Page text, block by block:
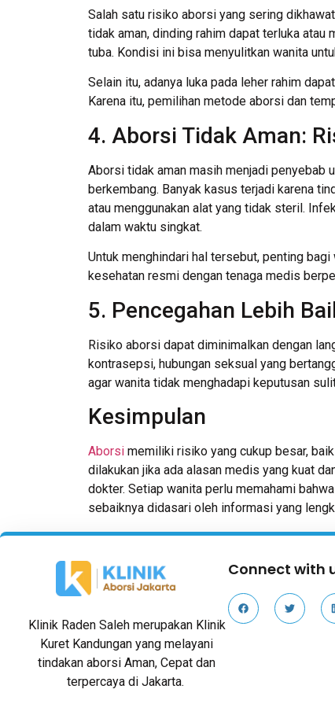
Salah satu risiko aborsi yang sering
tidak aman, dinding rahim dapat terluka atau
tuba. Kondisi ini bisa menyulitkan wanita
Selain itu, adanya luka pada leher rahim
Karena itu, pemilihan metode aborsi dan
4. Aborsi Tidak Aman:
Aborsi tidak aman masih menjadi penyebab
berkembang. Banyak kasus terjadi karena
atau menggunakan alat yang tidak steril.
dalam waktu singkat.
Untuk menghindari hal tersebut, penting
kesehatan resmi dengan tenaga medis
5. Pencegahan Lebih
Risiko aborsi dapat diminimalkan dengan
kontrasepsi, hubungan seksual yang
agar wanita tidak menghadapi keputusan
Kesimpulan
Aborsi memiliki risiko yang cukup besar,
dilakukan jika ada alasan medis yang kuat
dokter. Setiap wanita perlu memahami
sebaiknya didasari oleh informasi yang
Klinik Raden Saleh merupakan Klinik
Kuret Kandungan yang melayani
tindakan aborsi Aman, Cepat dan
terpercaya di Jakarta.
Connect with